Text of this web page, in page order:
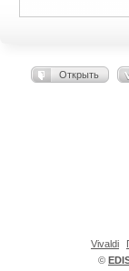
Открыть
©
Vivaldi